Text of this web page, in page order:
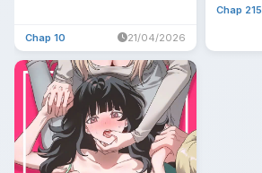
Chap 10 21/04/2026
Chap 215